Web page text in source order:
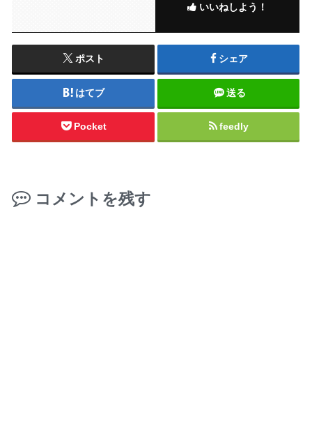
いいねしよう！
ポスト シェア
はてブ 送る
Pocket feedly
コメントを残す